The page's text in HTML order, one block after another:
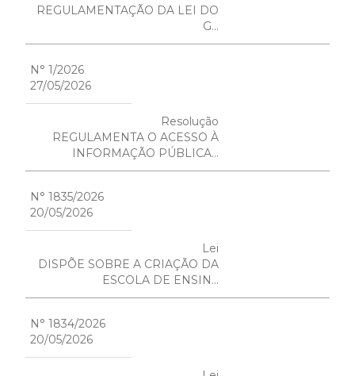
REGULAMENTAÇÃO DA LEI DO
G...
N° 1/2026
27/05/2026
Resolução
REGULAMENTA O ACESSO À
INFORMAÇÃO PÚBLICA...
N° 1835/2026
20/05/2026
Lei
DISPÕE SOBRE A CRIAÇÃO DA
ESCOLA DE ENSIN...
N° 1834/2026
20/05/2026